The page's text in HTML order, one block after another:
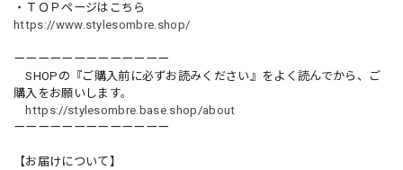
・ＴＯＰページはこちら
https://www.stylesombre.shop/
ーーーーーーーーーーーーー
SHOPの『ご購入前に必ずお読みください』をよく読んでから、ご
購入をお願いします。
https://stylesombre.base.shop/about
ーーーーーーーーーーーーー
【お届けについて】